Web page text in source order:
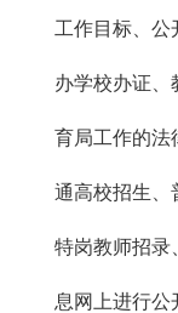
工作目标、公
办学校办证、
育局工作的法
通高校招生、
特岗教师招录
息网上进行公